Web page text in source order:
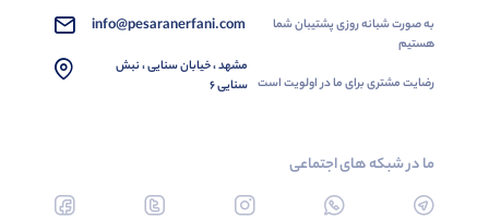
به صورت شبانه روزی پشتیبان شما
هستیم
رضایت مشتری برای ما در اولویت است
info@pesaranerfani.com
مشهد ، خیابان سنایی ، نبش
سنایی 6
ما در شبکه های اجتماعی